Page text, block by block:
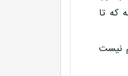
که تا
نیست